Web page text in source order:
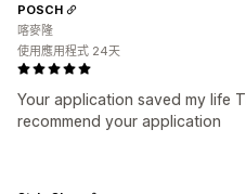
Your application saved my life
recommend your application
POSCH
喀麥隆
使用應用程式 24天